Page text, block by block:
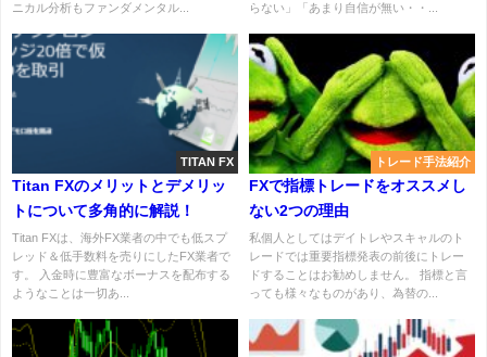
ニカル分析もファンダメンタル...
らない」「あまり自信が無い・・...
TITAN FX
Titan FXのメリットとデメリッ
トについて多角的に解説！
Titan FXは、海外FX業者の中でも低スプ
レッド＆低手数料を売りにしたFX業者で
す。 入金時に豊富なボーナスを配布する
ようなことは一切あ...
トレード手法紹介
FXで指標トレードをオススメし
ない2つの理由
私個人としてはデイトレやスキャルのト
レードでは重要指標発表の前後にトレー
ドすることはお勧めしません。 指標と言
っても様々なものがあり、為替の...